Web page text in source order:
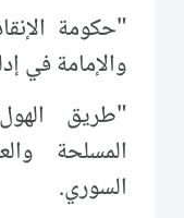
"حكومة
والإمامة في
"طريق
المسلحة
السوري.